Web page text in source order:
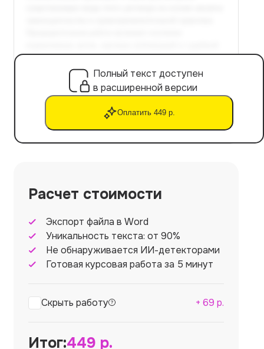
Полный текст доступен
в расширенной версии
Оплатить 449 р.
Расчет стоимости
Экспорт файла в Word
Уникальность текста: от 90%
Не обнаруживается ИИ-детекторами
Готовая курсовая работа за 5 минут
Скрыть работу + 69 р.
Итог:449 р.